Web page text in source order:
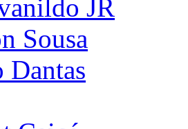
JR
Sousa
Dantas